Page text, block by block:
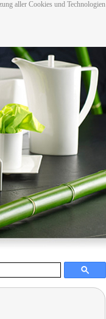
aller Cookies und Technologien